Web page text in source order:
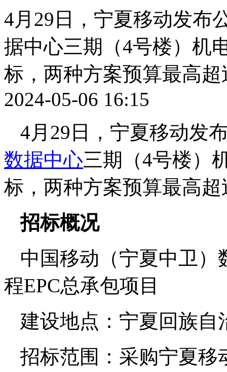
4月29日，宁夏移动发布
据中心三期（4号楼）机
标，两种方案预算最高超
2024-05-06 16:15
4月29日，宁夏移动发
数据中心三期（4号楼）
标，两种方案预算最高超
招标概况
中国移动（宁夏中卫）
程EPC总承包项目
建设地点：宁夏回族自
招标范围：采购宁夏移